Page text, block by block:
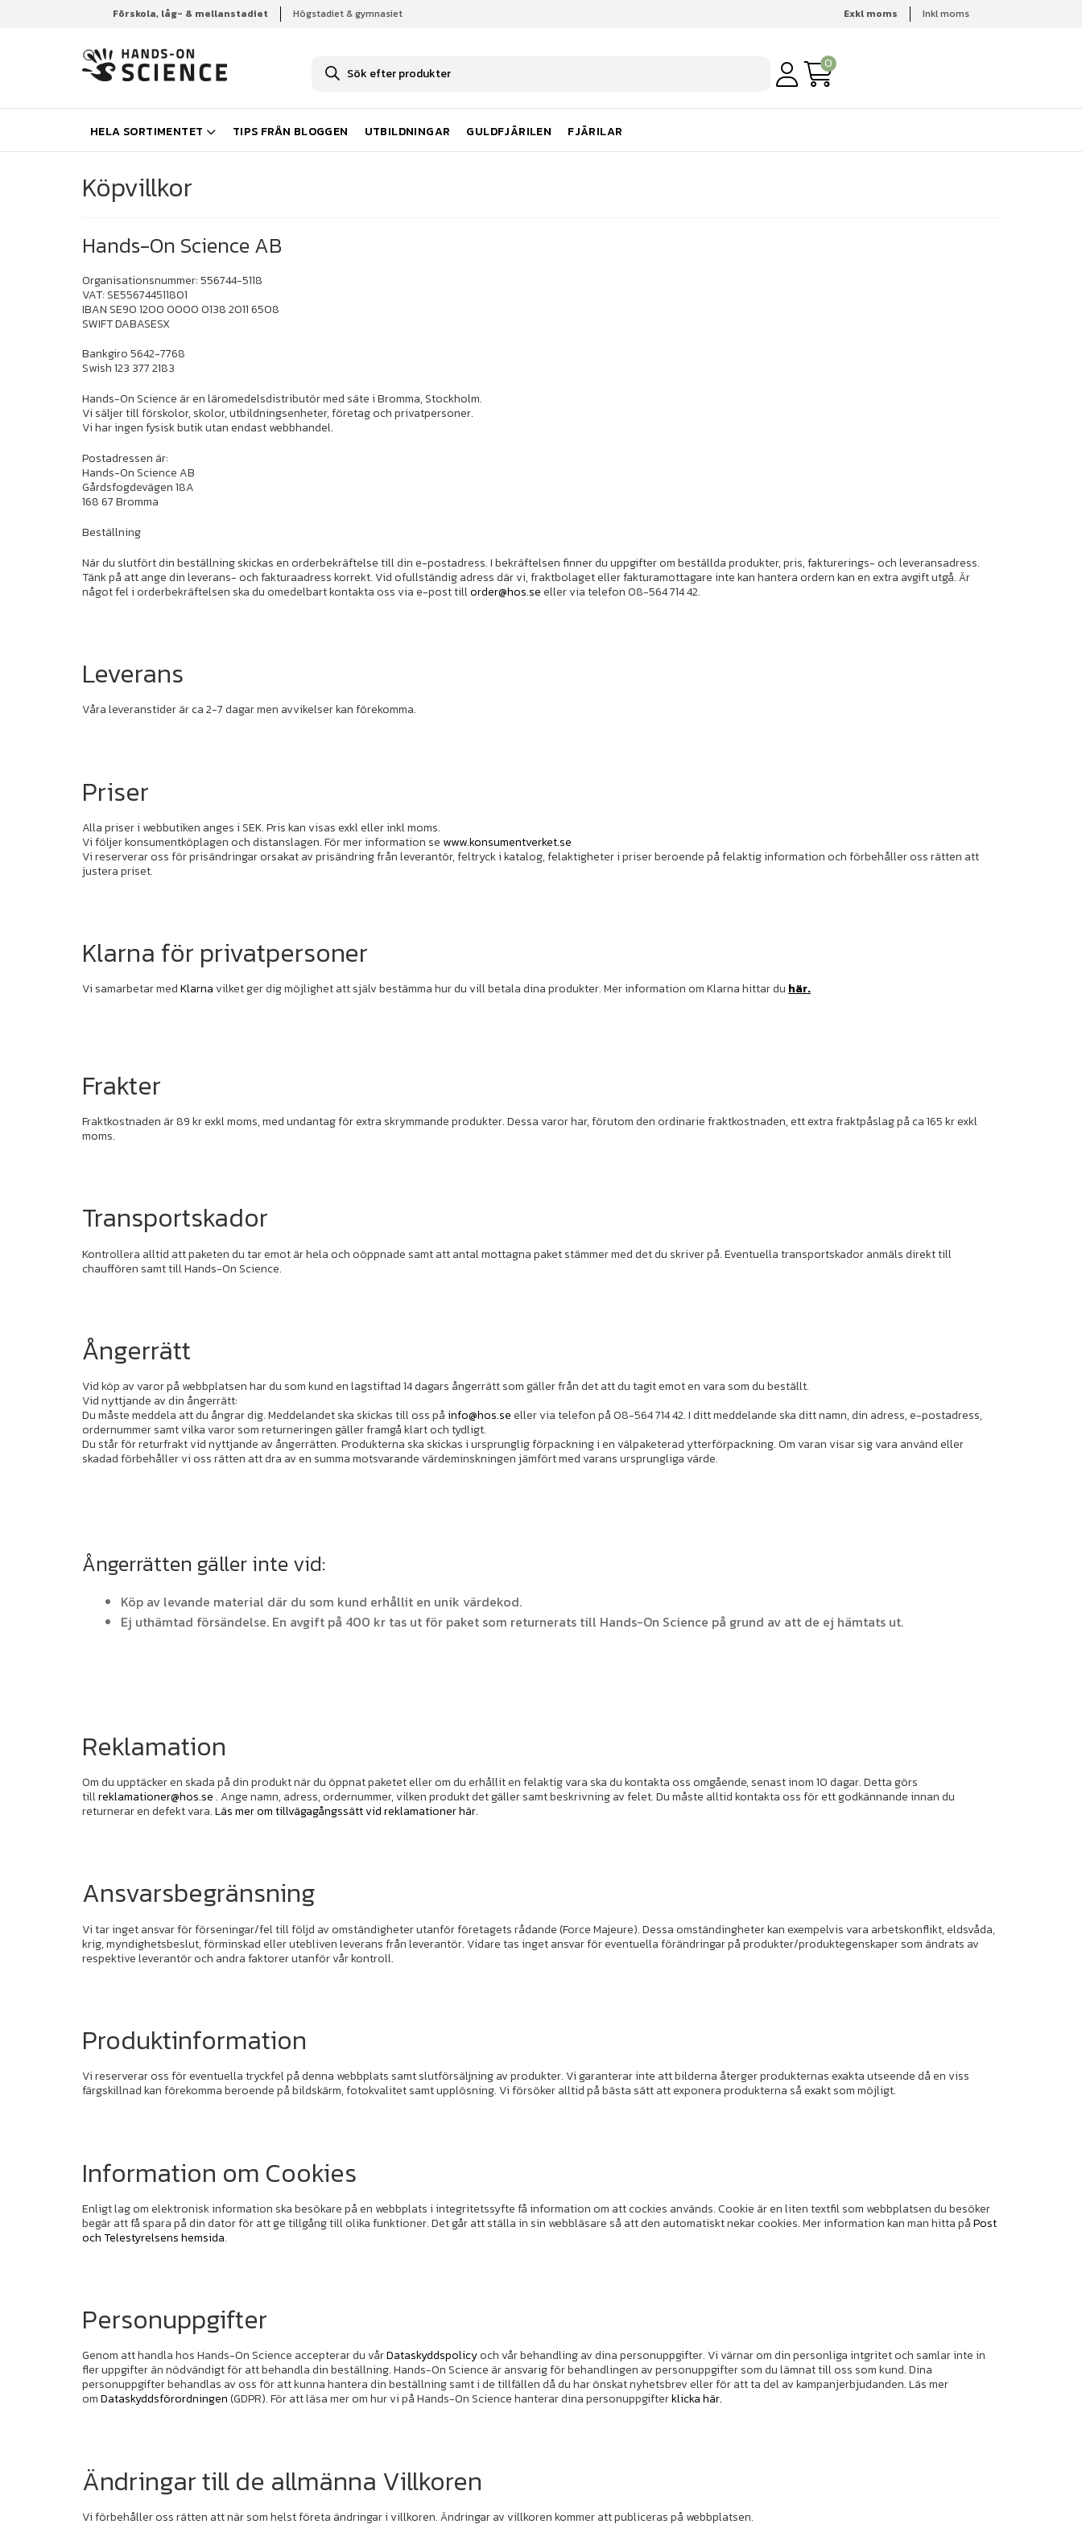
Förskola, låg- & mellanstadiet Högstadiet & gymnasiet Exkl moms Inkl moms
u
k
t
s
0
HELA SORTIMENTET TIPS FRÅN BLOGGEN UTBILDNINGAR GULDFJÄRILEN FJÄRILAR
Hem Köpvillkor
Köpvillkor
Hands-On Science AB
Organisationsnummer: 556744-5118
VAT: SE556744511801
IBAN SE90 1200 0000 0138 2011 6508
SWIFT DABASESX
Bankgiro 5642-7768
Swish 123 377 2183
Hands-On Science är en läromedelsdistributör med säte i Bromma, Stockholm.
Vi säljer till förskolor, skolor, utbildningsenheter, företag och privatpersoner.
Vi har ingen fysisk butik utan endast webbhandel.
Postadressen är:
Hands-On Science AB
Gårdsfogdevägen 18A
168 67 Bromma
Beställning
När du slutfört din beställning skickas en orderbekräftelse till din e-postadress. I bekräftelsen finner du uppgifter om beställda produkter, pris, fakturerings- och leveransadress.
Tänk på att ange din leverans- och fakturaadress korrekt. Vid ofullständig adress där vi, fraktbolaget eller fakturamottagare inte kan hantera ordern kan en extra avgift utgå. Är
något fel i orderbekräftelsen ska du omedelbart kontakta oss via e-post tillorder@hos.seeller via telefon 08-564 714 42.
Leverans
Våra leveranstider är ca 2-7 dagar men avvikelser kan förekomma.
Priser
Alla priser i webbutiken anges i SEK. Pris kan visas exkl eller inkl moms.
Vi följer konsumentköplagen och distanslagen. För mer information se www.konsumentverket.se
Vi reserverar oss för prisändringar orsakat av prisändring från leverantör, feltryck i katalog, felaktigheter i priser beroende på felaktig information och förbehåller oss rätten att
justera priset.
Klarna för privatpersoner
Vi samarbetar medKlarnavilket ger dig möjlighet att själv bestämma hur du vill betala dina produkter. Mer information om Klarna hittar duhär.
Frakter
Fraktkostnaden är 89 kr exkl moms, med undantag för extra skrymmande produkter. Dessa varor har, förutom den ordinarie fraktkostnaden, ett extra fraktpåslag på ca 165 kr exkl
moms.
Transportskador
Kontrollera alltid att paketen du tar emot är hela och oöppnade samt att antal mottagna paket stämmer med det du skriver på. Eventuella transportskador anmäls direkt till
chauffören samt till Hands-On Science.
Ångerrätt
Vid köp av varor på webbplatsen har du som kund en lagstiftad 14 dagars ångerrätt som gäller från det att du tagit emot en vara som du beställt.
Vid nyttjande av din ångerrätt:
Du måste meddela att du ångrar dig. Meddelandet ska skickas till oss på info@hos.seeller via telefon på 08-564 714 42. I ditt meddelande ska ditt namn, din adress, e-postadress,
ordernummer samt vilka varor som returneringen gäller framgå klart och tydligt.
Du står för returfrakt vid nyttjande av ångerrätten. Produkterna ska skickas i ursprunglig förpackning i en välpaketerad ytterförpackning. Om varan visar sig vara använd eller
skadad förbehåller vi oss rätten att dra av en summa motsvarande värdeminskningen jämfört med varans ursprungliga värde.
Ångerrätten gäller inte vid:
Köp av levande material där du som kund erhållit en unik värdekod.
Ej uthämtad försändelse. En avgift på 400 kr tas ut för paket som returnerats till Hands-On Science på grund av att de ej hämtats ut.
Reklamation
Om du upptäcker en skada på din produkt när du öppnat paketet eller om du erhållit en felaktig vara ska du kontakta oss omgående, senast inom 10 dagar. Detta görs
tillreklamationer@hos.se. Ange namn, adress, ordernummer, vilken produkt det gäller samt beskrivning av felet. Du måste alltid kontakta oss för ett godkännande innan du
returnerar en defekt vara.Läs mer om tillvägagångssätt vid reklamationer här.
Ansvarsbegränsning
Vi tar inget ansvar för förseningar/fel till följd av omständigheter utanför företagets rådande (Force Majeure). Dessa omständingheter kan exempelvis vara arbetskonflikt, eldsvåda,
krig, myndighetsbeslut, förminskad eller utebliven leverans från leverantör. Vidare tas inget ansvar för eventuella förändringar på produkter/produktegenskaper som ändrats av
respektive leverantör och andra faktorer utanför vår kontroll.
Produktinformation
Vi reserverar oss för eventuella tryckfel på denna webbplats samt slutförsäljning av produkter. Vi garanterar inte att bilderna återger produkternas exakta utseende då en viss
färgskillnad kan förekomma beroende på bildskärm, fotokvalitet samt upplösning. Vi försöker alltid på bästa sätt att exponera produkterna så exakt som möjligt.
Information om Cookies
Enligt lag om elektronisk information ska besökare på en webbplats i integritetssyfte få information om att cockies används. Cookie är en liten textfil som webbplatsen du besöker
begär att få spara på din dator för att ge tillgång till olika funktioner. Det går att ställa in sin webbläsare så att den automatiskt nekar cookies. Mer information kan man hitta påPost
och Telestyrelsens hemsida.
Personuppgifter
Genom att handla hos Hands-On Science accepterar du vårDataskyddspolicyoch vår behandling av dina personuppgifter. Vi värnar om din personliga intgritet och samlar inte in
fler uppgifter än nödvändigt för att behandla din beställning. Hands-On Science är ansvarig för behandlingen av personuppgifter som du lämnat till oss som kund. Dina
personuppgifter behandlas av oss för att kunna hantera din beställning samt i de tillfällen då du har önskat nyhetsbrev eller för att ta del av kampanjerbjudanden. Läs mer
omDataskyddsförordningen(GDPR). För att läsa mer om hur vi på Hands-On Science hanterar dina personuppgifterklicka här.
Ändringar till de allmänna Villkoren
Vi förbehåller oss rätten att när som helst företa ändringar i villkoren. Ändringar av villkoren kommer att publiceras på webbplatsen.